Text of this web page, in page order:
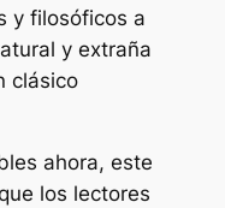
y filosóficos a
y extraña
clásico
ahora, este
los lectores